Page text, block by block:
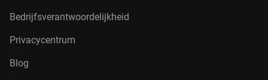
Bedrijfsverantwoordelijkheid
Privacycentrum
Blog